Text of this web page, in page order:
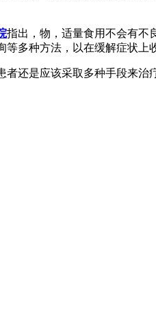
指出，物，适量食用不会有不
多种方法，以在缓解症状上
还是应该采取多种手段来治